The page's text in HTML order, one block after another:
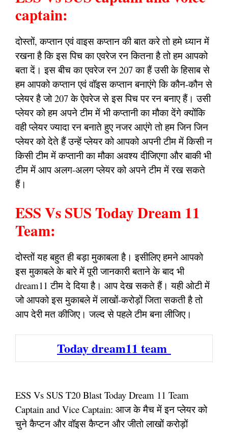
captain:
दोस्तों, कप्तान एवं वाइस कप्तान की बात करे तो हमे ध्यान में
रखना है कि इस पिच का एवरेज रन कितना है तो हम आपको
बता दें। इस बीच का एवरेज रन 207 का हैं उसी के हिसाब से
हम आपको कप्तान एवं वॉइस कप्तान बनाएंगे कि कौन-कौन से
प्लेयर है जो 207 के ऐवरेज से इस पिच पर रन बनाए हैं। उसी
प्लेयर को हम अपने टीम में भी कप्तानी का मौका देंगे क्योंकि
वही प्लेयर ज्यादा रन बनाते हुए नजर आएंगे तो हम जिन जिन
प्लेयर को देते हैं उन्हें प्लेयर को आपको अपनी टीम में किसी न
किसी टीम में कप्तानी का मौका अवश्य दीजिएगा और बाकी भी
टीम में आप अलग-अलग प्लेयर को अपने टीम में रख सकते
हैं।
ESS Vs SUS Today Dream 11
Team:
दोस्तों यह बहुत ही बड़ा मुकाबला है। इसीलिए हमने आपको
इस मुकाबले के बारे में पूरी जानकारी बताने के बाद भी
dream11 टीम दे दिया है। आप देख सकते हैं। यही ओटी में
जो आपको इस मुकाबले में लाखों-करोड़ों जिता सकती है तो
आप देरी मत कीजिए। जल्द से पहले टीम बना लीजिए।
Today dream11 team
ESS Vs SUS T20 Blast Today Dream 11 Team
Captain and Vice Captain: आज के मैच में इन प्लेयर को
चुने कैप्टन और वॉइस कैप्टन और जीतो लाखों करोड़ों